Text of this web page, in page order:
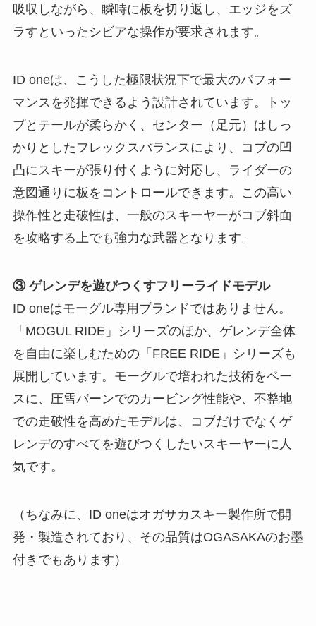
吸収しながら、瞬時に板を切り返し、エッジをズ
ラすといったシビアな操作が要求されます。
ID oneは、こうした極限状況下で最大のパフォー
マンスを発揮できるよう設計されています。トッ
プとテールが柔らかく、センター（足元）はしっ
かりとしたフレックスバランスにより、コブの凹
凸にスキーが張り付くように対応し、ライダーの
意図通りに板をコントロールできます。この高い
操作性と走破性は、一般のスキーヤーがコブ斜面
を攻略する上でも強力な武器となります。
③ ゲレンデを遊びつくすフリーライドモデル
ID oneはモーグル専用ブランドではありません。
「MOGUL RIDE」シリーズのほか、ゲレンデ全体
を自由に楽しむための「FREE RIDE」シリーズも
展開しています。モーグルで培われた技術をベー
スに、圧雪バーンでのカービング性能や、不整地
での走破性を高めたモデルは、コブだけでなくゲ
レンデのすべてを遊びつくしたいスキーヤーに人
気です。
（ちなみに、ID oneはオガサカスキー製作所で開
発・製造されており、その品質はOGASAKAのお墨
付きでもあります）